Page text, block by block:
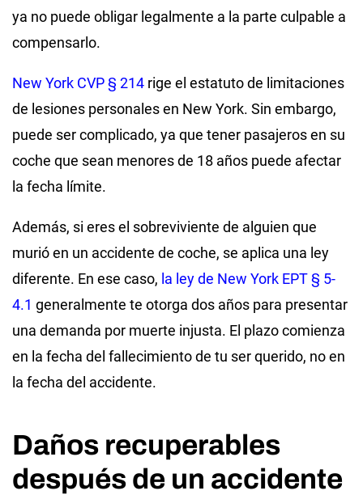
ya no puede obligar legalmente a la parte culpable a
compensarlo.
New York CVP § 214 rige el estatuto de limitaciones
de lesiones personales en New York. Sin embargo,
puede ser complicado, ya que tener pasajeros en su
coche que sean menores de 18 años puede afectar
la fecha límite.
Además, si eres el sobreviviente de alguien que
murió en un accidente de coche, se aplica una ley
diferente. En ese caso, la ley de New York EPT § 5-
4.1 generalmente te otorga dos años para presentar
una demanda por muerte injusta. El plazo comienza
en la fecha del fallecimiento de tu ser querido, no en
la fecha del accidente.
Daños recuperables
después de un accidente